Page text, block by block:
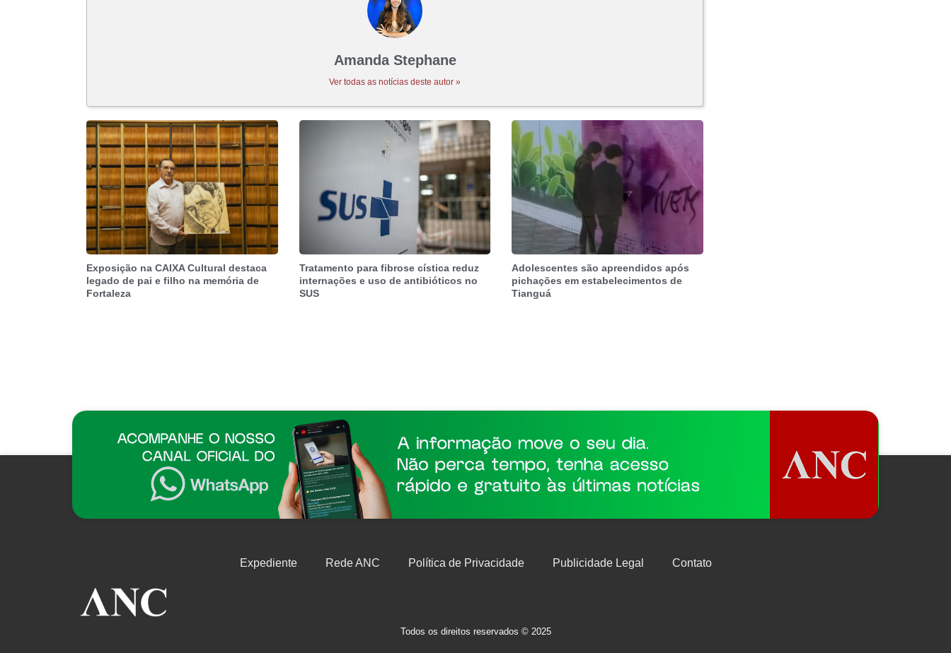
Amanda Stephane
Ver todas as notícias deste autor »
Exposição na CAIXA Cultural destaca
legado de pai e filho na memória de
Fortaleza
Tratamento para fibrose cística reduz
internações e uso de antibióticos no
SUS
Adolescentes são apreendidos após
pichações em estabelecimentos de
Tianguá
Expediente Rede ANC Política de Privacidade Publicidade Legal Contato
Todos os direitos reservados © 2025